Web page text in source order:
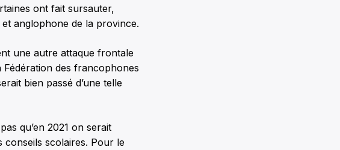
ont fait sursauter,
anglophone de la province.
une autre attaque frontale
des francophones
bien passé d’une telle
qu’en 2021 on serait
conseils scolaires. Pour le